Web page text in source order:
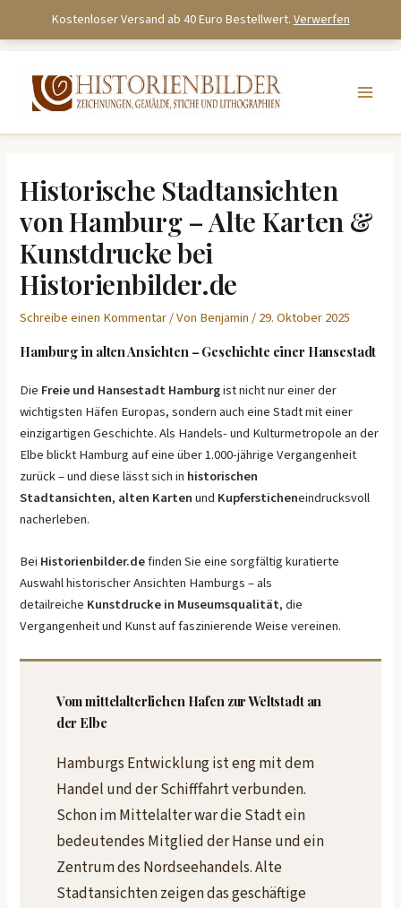
Kostenloser Versand ab 40 Euro Bestellwert.Verwerfen
springen
Historische Stadtansichten
von Hamburg – Alte Karten &
Kunstdrucke bei
Historienbilder.de
Schreibe einen Kommentar/ Von Benjamin/29. Oktober 2025
Hamburg in alten Ansichten – Geschichte einer Hansestadt
Die Freie und Hansestadt Hamburgist nicht nur einer der
wichtigsten Häfen Europas, sondern auch eine Stadt mit einer
einzigartigen Geschichte. Als Handels- und Kulturmetropole an der
Elbe blickt Hamburg auf eine über 1.000-jährige Vergangenheit
zurück – und diese lässt sich in historischen
Stadtansichten, alten Kartenund Kupfersticheneindrucksvoll
nacherleben.
Bei Historienbilder.definden Sie eine sorgfältig kuratierte
Auswahl historischer Ansichten Hamburgs – als
detailreiche Kunstdrucke in Museumsqualität, die
Vergangenheit und Kunst auf faszinierende Weise vereinen.
Vom mittelalterlichen Hafen zur Weltstadt an
der Elbe
Hamburgs Entwicklung ist eng mit dem
Handel und der Schifffahrt verbunden.
Schon im Mittelalter war die Stadt ein
bedeutendes Mitglied der Hanse und ein
Zentrum des Nordseehandels. Alte
Stadtansichten zeigen das geschäftige